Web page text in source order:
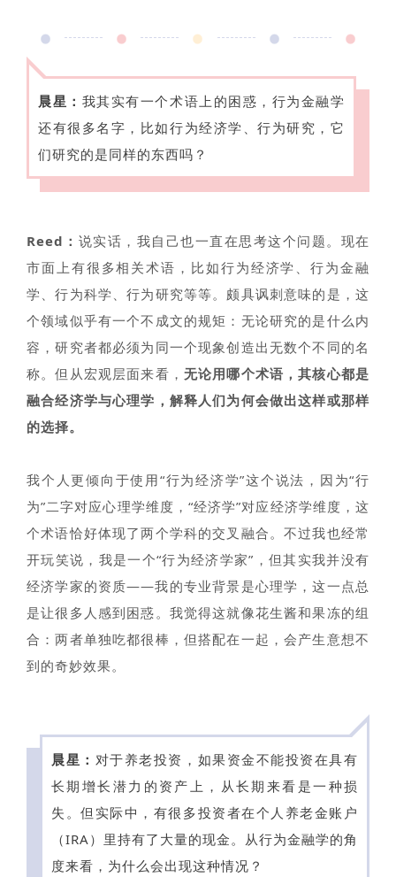
晨星： 我其实有一个术语上的困惑，行为金融学
还有很多名字，比如行为经济学、行为研究，它
们研究的是同样的东西吗？
Reed： 说实话，我自己也一直在思考这个问题。现在
市面上有很多相关术语，比如行为经济学、行为金融
学、行为科学、行为研究等等。颇具讽刺意味的是，这
个领域似乎有一个不成文的规矩：无论研究的是什么内
容，研究者都必须为同一个现象创造出无数个不同的名
称。但从宏观层面来看， 无论用哪个术语，其核心都是
融合经济学与心理学，解释人们为何会做出这样或那样
的选择。
我个人更倾向于使用“行为经济学”这个说法，因为“行
为”二字对应心理学维度，“经济学”对应经济学维度，这
个术语恰好体现了两个学科的交叉融合。不过我也经常
开玩笑说，我是一个“行为经济学家”，但其实我并没有
经济学家的资质——我的专业背景是心理学，这一点总
是让很多人感到困惑。我觉得这就像花生酱和果冻的组
合：两者单独吃都很棒，但搭配在一起，会产生意想不
到的奇妙效果。
晨星： 对于养老投资，如果资金不能投资在具有
长期增长潜力的资产上，从长期来看是一种损
失。但实际中，有很多投资者在个人养老金账户
（IRA）里持有了大量的现金。从行为金融学的角
度来看，为什么会出现这种情况？